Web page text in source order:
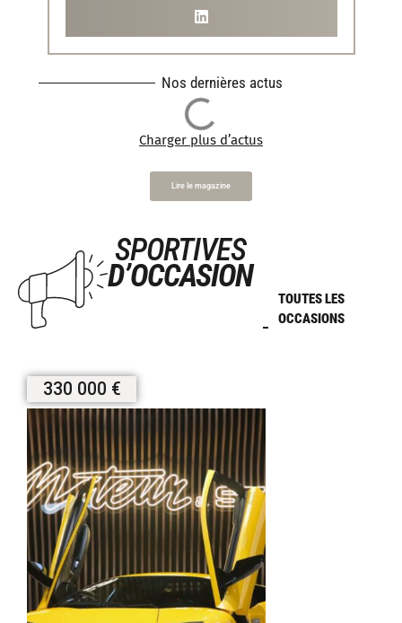
Nos dernières actus
Charger plus d’actus
Lire le magazine
SPORTIVES
D’OCCASION
TOUTES LES
OCCASIONS
330 000 €